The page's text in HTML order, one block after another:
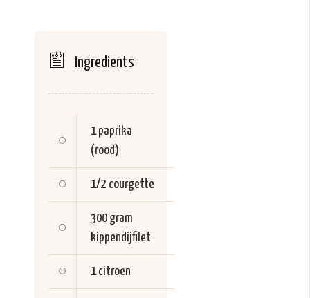
Ingredients
1 paprika
(rood)
1/2 courgette
300 gram
kippendijfilet
1 citroen